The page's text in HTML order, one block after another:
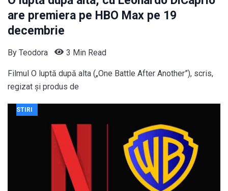
are premiera pe HBO Max pe 19
decembrie
By Teodora 3 Min Read
Filmul O luptă după alta („One Battle After Another”), scris,
regizat și produs de
STIRI